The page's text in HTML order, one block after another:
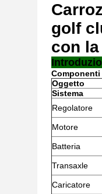
golf
con
Oggetto
Sistema
Regolatore
Motore
Batteria
Transaxle
Caricatore